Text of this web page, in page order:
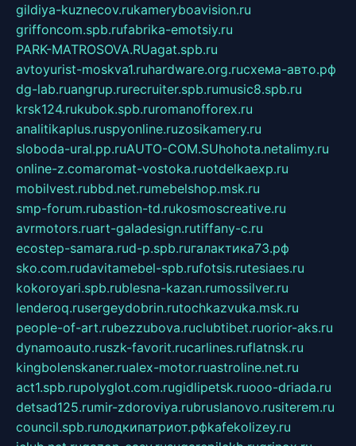
gildiya-kuznecov.rukameryboavision.ru
griffoncom.spb.rufabrika-emotsiy.ru
PARK-MATROSOVA.RUagat.spb.ru
avtoyurist-moskva1.ruhardware.org.ruсхема-авто.рф
dg-lab.ruangrup.rurecruiter.spb.rumusic8.spb.ru
krsk124.rukubok.spb.ruromanofforex.ru
analitikaplus.ruspyonline.ruzosikamery.ru
sloboda-ural.pp.ruAUTO-COM.SUhohota.netalimy.ru
online-z.comaromat-vostoka.ruotdelkaexp.ru
mobilvest.rubbd.net.rumebelshop.msk.ru
smp-forum.rubastion-td.rukosmoscreative.ru
avrmotors.ruart-galadesign.rutiffany-c.ru
ecostep-samara.rud-p.spb.ruгалактика73.рф
sko.com.rudavitamebel-spb.rufotsis.rutesiaes.ru
kokoroyari.spb.rublesna-kazan.rumossilver.ru
lenderoq.rusergeydobrin.rutochkazvuka.msk.ru
people-of-art.rubezzubova.ruclubtibet.ruorior-aks.ru
dynamoauto.ruszk-favorit.rucarlines.ruflatnsk.ru
kingbolenskaner.rualex-motor.ruastroline.net.ru
act1.spb.rupolyglot.com.rugidlipetsk.ruooo-driada.ru
detsad125.rumir-zdoroviya.rubruslanovo.rusiterem.ru
council.spb.ruлодкипатриот.рфkafekolizey.ru